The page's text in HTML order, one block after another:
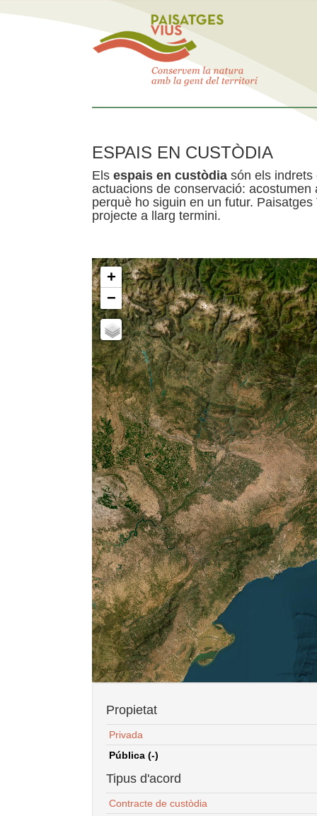
ESPAIS EN CUSTÒDIA
Els espais en custòdia són els indrets
actuacions de conservació:
perquè ho siguin en un futur.
projecte a llarg termini.
+
−
Propietat
Privada
Pública (-)
Tipus d'acord
Contracte de custòdia